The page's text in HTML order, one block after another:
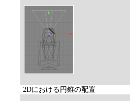
2Dにおける円錐の配置